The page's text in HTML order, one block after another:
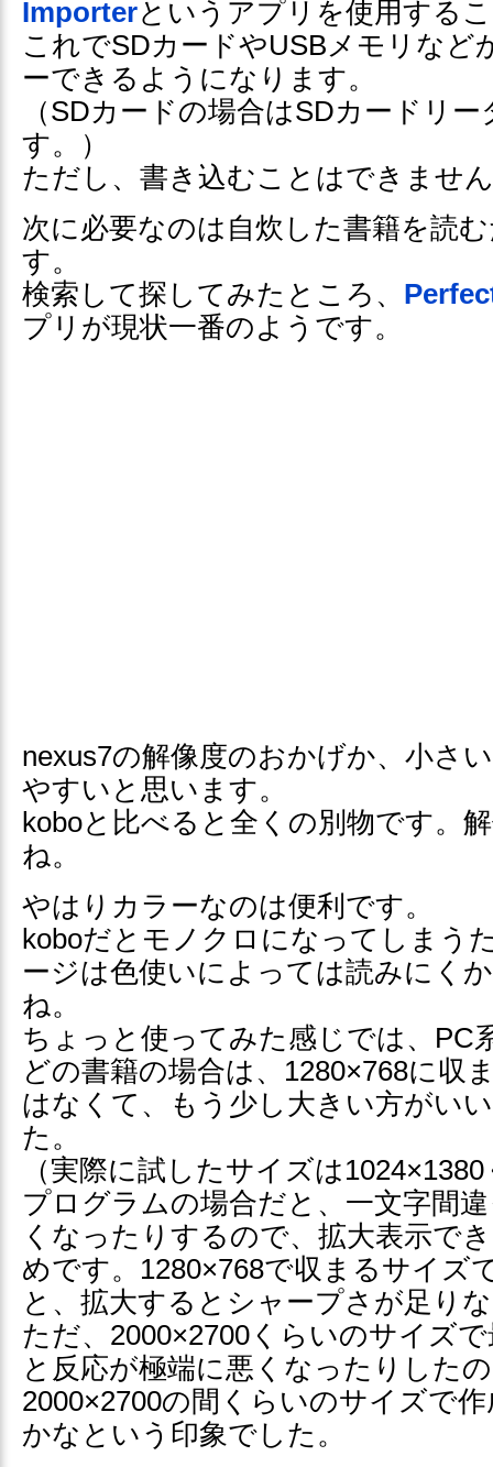
Importerというアプリを使用する
これでSDカードやUSBメモリなど
ーできるようになります。
（SDカードの場合はSDカードリ
す。）
ただし、書き込むことはできませ
次に必要なのは自炊した書籍を読
す。
検索して探してみたところ、
プリが現状一番のようです。
nexus7の解像度のおかげか、小さ
やすいと思います。
koboと比べると全くの別物です。
ね。
やはりカラーなのは便利です。
koboだとモノクロになってしまう
ージは色使いによっては読みにく
ね。
ちょっと使ってみた感じでは、PC
どの書籍の場合は、1280×768に収
はなくて、もう少し大きい方がい
た。
（実際に試したサイズは
プログラムの場合だと、一文字間
くなったりするので、拡大表示で
めです。1280×768で収まるサイズ
と、拡大するとシャープさが足り
ただ、2000×2700くらいのサイズ
と反応が極端に悪くなったりした
2000×2700の間くらいのサイズで
かなという印象でした。